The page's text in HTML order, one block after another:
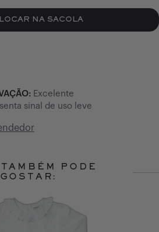
NA SACOLA
Excelente
sinal de uso leve
PODE
GOSTAR: